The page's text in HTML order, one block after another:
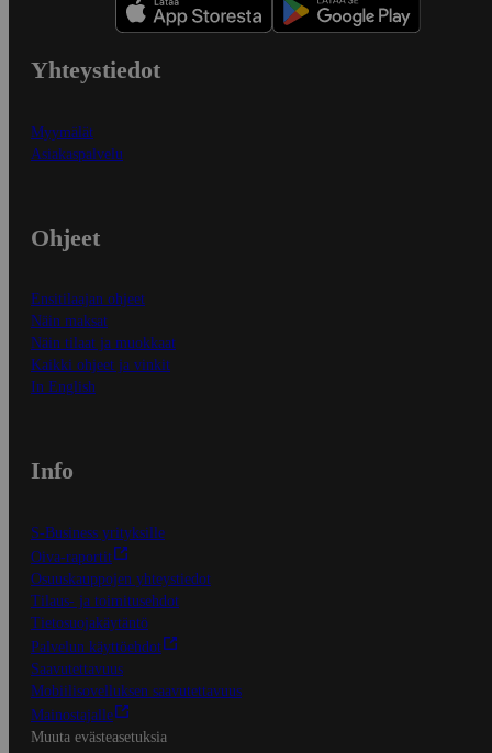
Yhteystiedot
Myymälät
Asiakaspalvelu
Ohjeet
Ensitilaajan ohjeet
Näin maksat
Näin tilaat ja muokkaat
Kaikki ohjeet ja vinkit
In English
Info
S-Business yrityksille
Oiva-raportit
Osuuskauppojen yhteystiedot
Tilaus- ja toimitusehdot
Tietosuojakäytäntö
Palvelun käyttöehdot
Saavutettavuus
Mobiilisovelluksen saavutettavuus
Mainostajalle
Muuta evästeasetuksia